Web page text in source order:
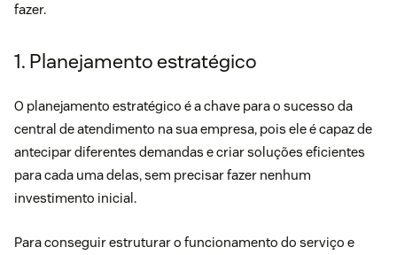
fazer.
1. Planejamento estratégico
O planejamento estratégico é a chave para o sucesso da
central de atendimento na sua empresa, pois ele é capaz de
antecipar diferentes demandas e criar soluções eficientes
para cada uma delas, sem precisar fazer nenhum
investimento inicial.
Para conseguir estruturar o funcionamento do serviço e